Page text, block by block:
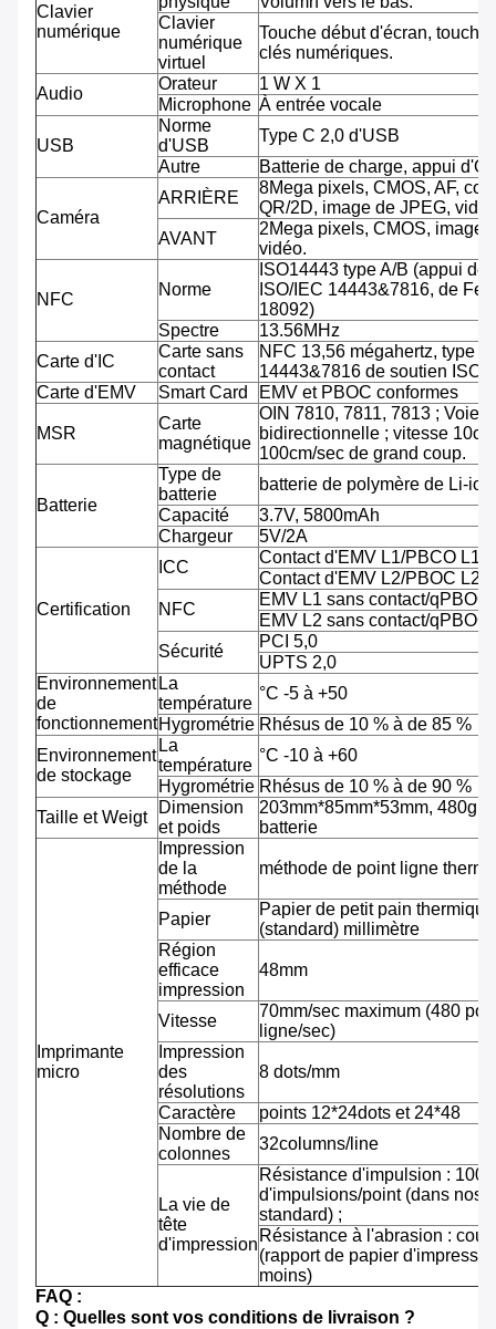
Clavier
numérique
Clavier
numérique
virtuel
Touche début d'écran, touche
clés numériques.
Audio
Orateur
1 W X 1
Microphone À entrée vocale
USB
Norme
d'USB
Type C 2,0 d'USB
Autre
Batterie de charge, appui
Caméra
ARRIÈRE
8Mega pixels, CMOS, AF,
QR/2D, image de JPEG,
AVANT
2Mega pixels, CMOS, image
vidéo.
NFC
Norme
ISO14443 type A/B (appui de
ISO/IEC 14443&7816, de
18092)
Spectre
13.56MHz
Carte d'IC
Carte sans
contact
NFC 13,56 mégahertz, type
14443&7816 de soutien ISO/
Carte d'EMV
Smart Card EMV et PBOC conformes
MSR
Carte
magnétique
OIN 7810, 7811, 7813 ; Voie
bidirectionnelle ; vitesse
100cm/sec de grand coup.
Batterie
Type de
batterie
batterie de polymère de Li-ion
Capacité
3.7V, 5800mAh
Chargeur
5V/2A
Certification
ICC
Contact d'EMV L1/PBCO L1
Contact d'EMV L2/PBOC L2
NFC
EMV L1 sans contact/qPBOC
EMV L2 sans contact/qPBOC
Sécurité
PCI 5,0
UPTS 2,0
Environnement
de
fonctionnement
La
température
°C -5 à +50
Hygrométrie Rhésus de 10 % à de 85 %
Environnement
de stockage
La
température
°C -10 à +60
Hygrométrie Rhésus de 10 % à de 90 %
Taille et Weigt
Dimension
et poids
203mm*85mm*53mm, 480g
batterie
Imprimante
micro
Impression
de la
méthode
méthode de point ligne
Papier
Papier de petit pain
(standard) millimètre
Région
efficace
impression
48mm
Vitesse
70mm/sec maximum (480
ligne/sec)
Impression
des
résolutions
8 dots/mm
Caractère
points 12*24dots et 24*48
Nombre de
colonnes
32columns/line
La vie de
tête
d'impression
Résistance d'impulsion : 100
d'impulsions/point (dans nos
standard) ;
Résistance à l'abrasion :
(rapport de papier
moins)
FAQ :
Q : Quelles sont vos conditions de livraison ?